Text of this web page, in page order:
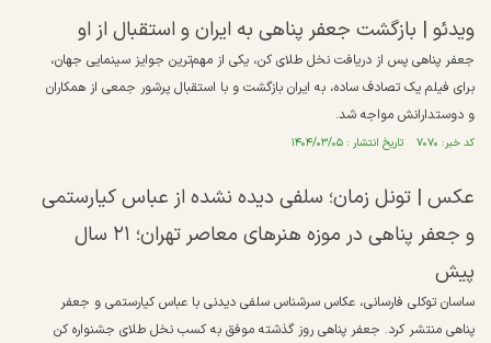
ویدئو | بازگشت جعفر پناهی به ایران و استقبال از او
جعفر پناهی پس از دریافت نخل طلای کن، یکی از مهم‌ترین جوایز سینمایی جهان،
برای فیلم یک تصادف ساده، به ایران بازگشت و با استقبال پرشور جمعی از همکاران
و دوستدارانش مواجه شد.
کد خبر: ۷۰۷۰ تاریخ انتشار : ۱۴۰۴/۰۳/۰۵
عکس | تونل زمان؛ سلفی دیده نشده از عباس کیارستمی
و جعفر پناهی در موزه هنر‌های معاصر تهران؛ ۲۱ سال
پیش
ساسان توکلی فارسانی، عکاس سرشناس سلفی دیدنی با عباس کیارستمی و جعفر
پناهی منتشر کرد. جعفر پناهی روز گذشته موفق به کسب نخل طلای جشنواره کن